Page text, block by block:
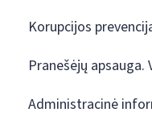
Korupcijos
Pranešėjų apsauga.
Administracinė